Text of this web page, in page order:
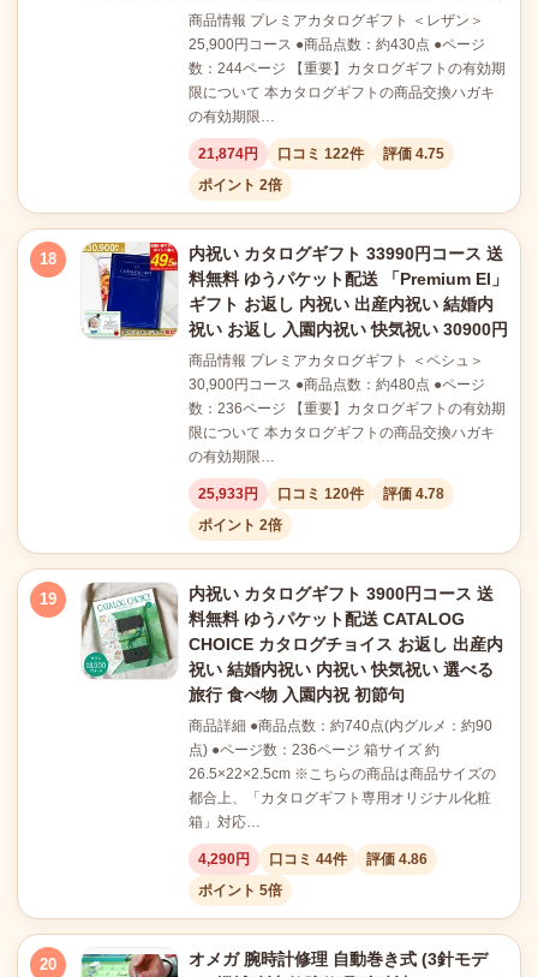
商品情報 プレミアカタログギフト ＜レザン＞
25,900円コース ●商品点数：約430点 ●ページ
数：244ページ 【重要】カタログギフトの有効期
限について 本カタログギフトの商品交換ハガキ
の有効期限…
21,874円 口コミ 122件
評価 4.75
ポイント 2倍
18
内祝い カタログギフト 33990円コース 送
料無料 ゆうパケット配送 「Premium El」
ギフト お返し 内祝い 出産内祝い 結婚内
祝い お返し 入園内祝い 快気祝い 30900円
商品情報 プレミアカタログギフト ＜ペシュ＞
30,900円コース ●商品点数：約480点 ●ページ
数：236ページ 【重要】カタログギフトの有効期
限について 本カタログギフトの商品交換ハガキ
の有効期限…
25,933円 口コミ 120件
評価 4.78
ポイント 2倍
19
内祝い カタログギフト 3900円コース 送
料無料 ゆうパケット配送 CATALOG
CHOICE カタログチョイス お返し 出産内
祝い 結婚内祝い 内祝い 快気祝い 選べる
旅行 食べ物 入園内祝 初節句
商品詳細 ●商品点数：約740点(内グルメ：約90
点) ●ページ数：236ページ 箱サイズ 約
26.5×22×2.5cm ※こちらの商品は商品サイズの
都合上、「カタログギフト専用オリジナル化粧
箱」対応…
4,290円 口コミ 44件
評価 4.86
ポイント 5倍
20
オメガ 腕時計修理 自動巻き式 (3針モデ